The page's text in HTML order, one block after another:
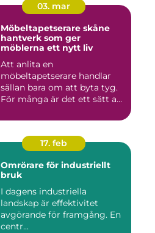
03. mar
Möbeltapetserare skåne
hantverk som ger
möblerna ett nytt liv
Att anlita en
möbeltapetserare handlar
sällan bara om att byta tyg.
För många är det ett sätt att
17. feb
Omrörare för industriellt
bruk
I dagens industriella
landskap är effektivitet
avgörande för framgång. En
centr...